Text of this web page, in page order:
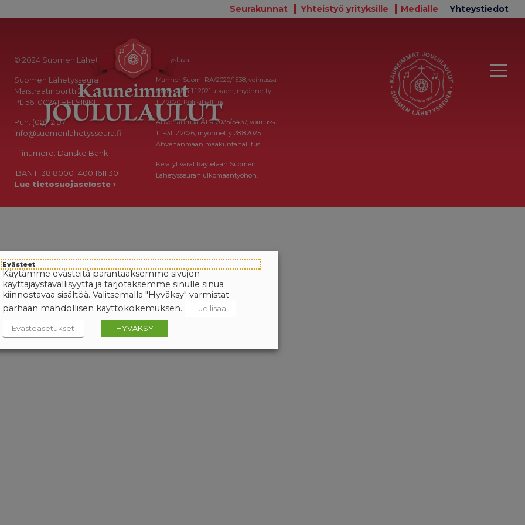
Seurakunnat Yhteistyö yrityksille Medialle Yhteystiedot
© 2024 Suomen Lähetysseura
Suomen Lähetysseura
Maistraatinportti 2a
PL 56, 00241 HELSINKI
Puh. (09) 12 971
info@suomenlahetysseura.fi
Tilinumero: Danske Bank
IBAN FI38 8000 1400 1611 30
Lue tietosuojaseloste ›
Keräysluvat:
Manner-Suomi RA/2020/1538, voimassa
toistaiseksi 1.1.2021 alkaen, myönnetty
1.12.2020, Poliisihallitus.
Ahvenanmaa ÅLR 2025/5437, voimassa
1.1.–31.12.2026, myönnetty 28.8.2025
Ahvenanmaan maakuntahallitus.
Kerätyt varat käytetään Suomen
Lähetysseuran ulkomaantyöhön.
Evästeet
Käytämme evästeitä parantaaksemme sivujen
käyttäjäystävällisyyttä ja tarjotaksemme sinulle sinua
kiinnostavaa sisältöä. Valitsemalla "Hyväksy" varmistat
parhaan mahdollisen käyttökokemuksen.
Lue lisää
Evästeasetukset HYVÄKSY